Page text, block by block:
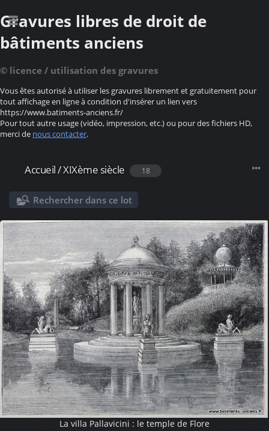
Gravures libres de droit de
bâtiments anciens
© licence / utilisation des gravures
Vous êtes autorisé à utiliser les gravures librement et gratuitement pour
tout affichage en ligne à condition d'insérer un lien vers
https://www.batiments-anciens.fr/
Pour tout autre usage (vidéo, impression, etc.) ou pour des fichiers HD,
merci de nous contacter.
Accueil/XIXème siècle 18
Rechercher dans ce lot
La villa Pallavicini : le temple de Flore